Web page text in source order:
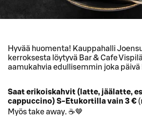
Hyvää huomenta! Kauppahalli
kerroksesta löytyvä Bar & Cafe
aamukahvia edullisemmin joka päivä
Saat erikoiskahvit (latte, jäälatte,
cappuccino) S-Etukortilla vain 3 €
Myös take away. ☕🤎